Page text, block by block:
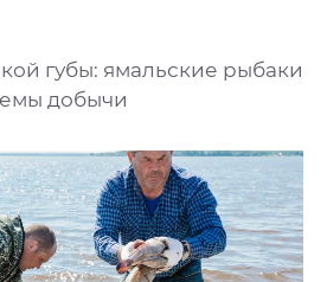
губы: ямальские рыбаки
добычи